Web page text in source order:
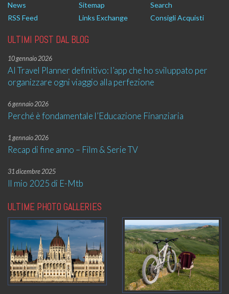
News
Sitemap
Search
RSS Feed
Links Exchange Consigli Acquisti
ULTIMI POST DAL BLOG
10 gennaio 2026
AI Travel Planner definitivo: l’app che ho sviluppato per
organizzare ogni viaggio alla perfezione
6 gennaio 2026
Perché è fondamentale l’Educazione Finanziaria
1 gennaio 2026
Recap di fine anno – Film & Serie TV
31 dicembre 2025
Il mio 2025 di E-Mtb
ULTIME PHOTO GALLERIES